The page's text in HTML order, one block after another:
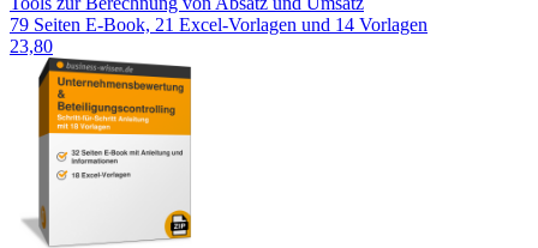
79 Seiten E-Book, 21 Excel-Vorlagen und 14 Vorlagen
23,80